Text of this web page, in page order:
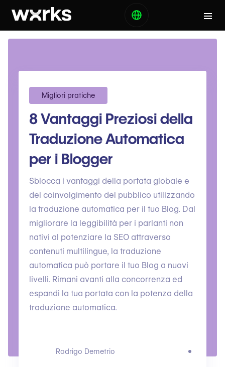
Migliori pratiche
8 Vantaggi Preziosi della
Traduzione Automatica
per i Blogger
Sblocca i vantaggi della portata globale e
del coinvolgimento del pubblico utilizzando
la traduzione automatica per il tuo Blog. Dal
migliorare la leggibilità per i parlanti non
nativi al potenziare la SEO attraverso
contenuti multilingue, la traduzione
automatica può portare il tuo Blog a nuovi
livelli. Rimani avanti alla concorrenza ed
espandi la tua portata con la potenza della
traduzione automatica.
Rodrigo Demetrio